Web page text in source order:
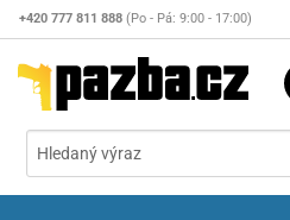
+420 777 811 888 (Po - Pá: 9:00 - 17:00)